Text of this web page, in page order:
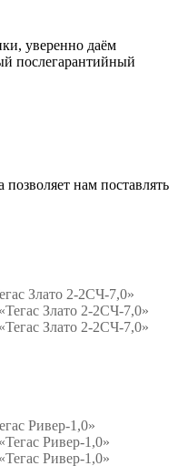
уверенно даём
послегарантийный
позволяет нам поставлять
Злато 2-2СЧ-7,0»
Ривер-1,0»